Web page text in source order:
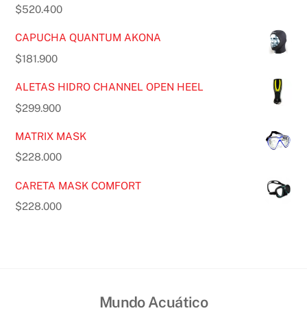
$520.400
CAPUCHA QUANTUM AKONA
$181.900
ALETAS HIDRO CHANNEL OPEN HEEL
$299.900
MATRIX MASK
$228.000
CARETA MASK COMFORT
$228.000
Mundo Acuático